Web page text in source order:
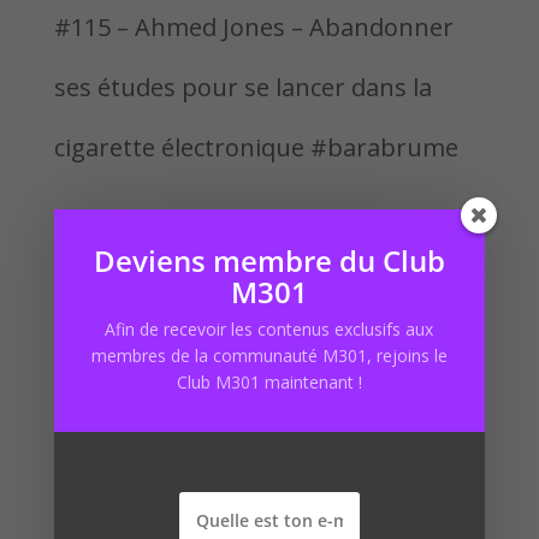
#115 – Ahmed Jones – Abandonner
ses études pour se lancer dans la
cigarette électronique #barabrume
#114 – Kevin Jourdan – Vendre et
acheter un site qui génère déjà du CA
#dotmarket
#webrankinfo
Deviens membre du Club
M301
Afin de recevoir les contenus exclusifs aux
membres de la communauté M301, rejoins le
Club M301 maintenant !